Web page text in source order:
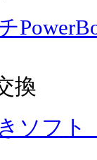
換
ソフト